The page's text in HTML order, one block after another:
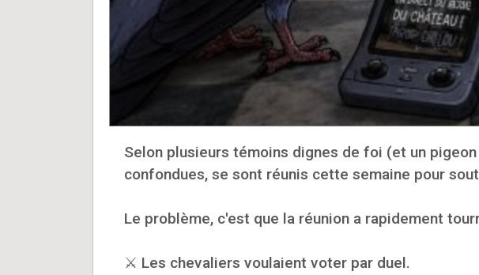
Selon plusieurs témoins dignes de foi (et un
confondues, se sont réunis cette semaine pour
Le problème, c'est que la réunion a rapidement
⚔️ Les chevaliers voulaient voter par duel.